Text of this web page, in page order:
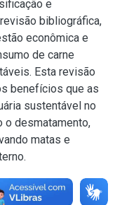
e
bibliográfica,
econômica e
de carne
Esta revisão
benefícios que as
sustentável no
o desmatamento,
matas e